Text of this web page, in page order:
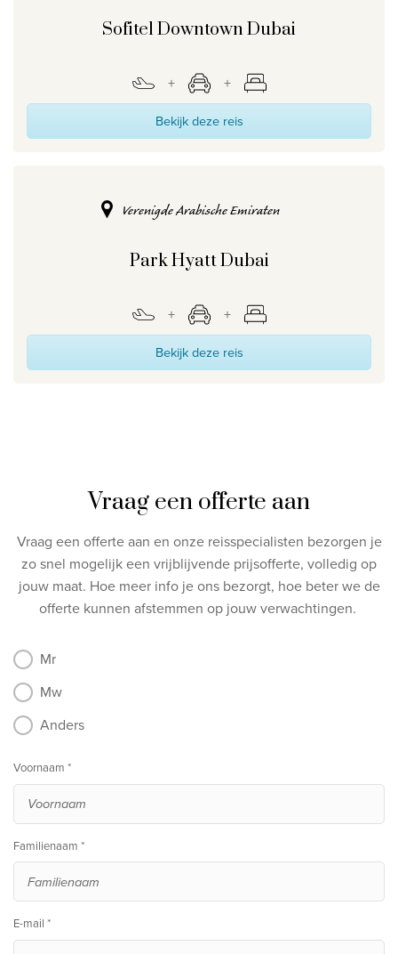
Sofitel Downtown Dubai
Bekijk deze reis
Verenigde Arabische Emiraten
Park Hyatt Dubai
Bekijk deze reis
Vraag een offerte aan
Vraag een offerte aan en onze reisspecialisten bezorgen je
zo snel mogelijk een vrijblijvende prijsofferte, volledig op
jouw maat. Hoe meer info je ons bezorgt, hoe beter we de
offerte kunnen afstemmen op jouw verwachtingen.
Mr
Mw
Anders
Voornaam *
Familienaam *
E-mail *